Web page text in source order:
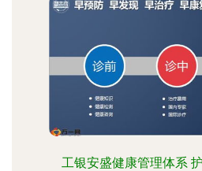
工银安盛健康管理体系